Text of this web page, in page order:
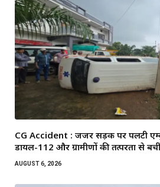
CG Accident : जर्जर सड़क पर पलटी
डायल-112 और ग्रामीणों की तत्परता से
AUGUST 6, 2026